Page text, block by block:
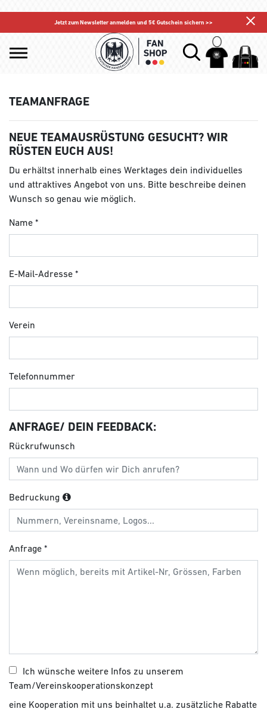
Jetzt zum Newsletter anmelden und 5€ Gutschein sichern >>
TEAMANFRAGE
NEUE TEAMAUSRÜSTUNG GESUCHT? WIR
RÜSTEN EUCH AUS!
Du erhältst innerhalb eines Werktages dein individuelles
und attraktives Angebot von uns. Bitte beschreibe deinen
Wunsch so genau wie möglich.
Name
E-Mail-Adresse
Verein
Telefonnummer
ANFRAGE/ DEIN FEEDBACK:
Rückrufwunsch
Bedruckung
Anfrage
Ich wünsche weitere Infos zu unserem
Team/Vereinskooperationskonzept
eine Kooperation mit uns beinhaltet u.a. zusätzliche Rabatte